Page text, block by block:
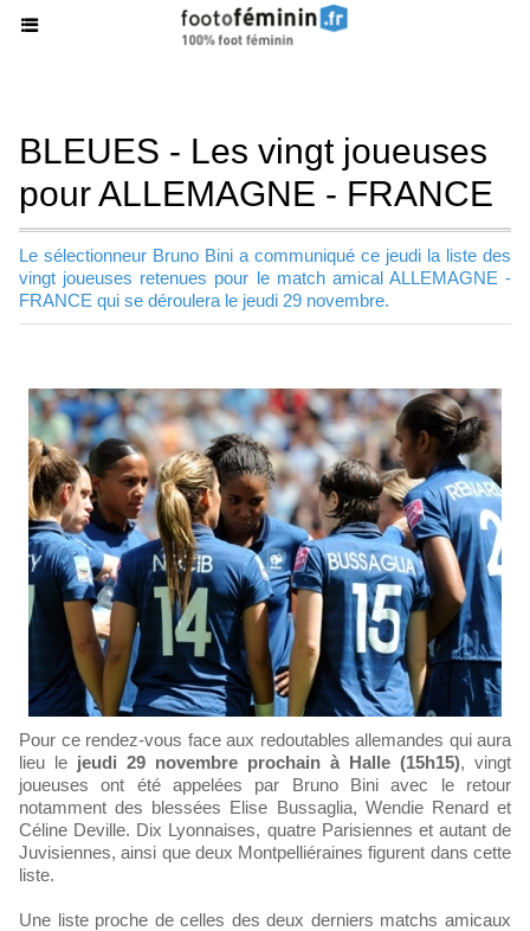
BLEUES - Les vingt joueuses
pour ALLEMAGNE - FRANCE
Le sélectionneur Bruno Bini a communiqué ce jeudi la liste des
vingt joueuses retenues pour le match amical ALLEMAGNE -
FRANCE qui se déroulera le jeudi 29 novembre.
Pour ce rendez-vous face aux redoutables allemandes qui aura
lieu le jeudi 29 novembre prochain à Halle (15h15), vingt
joueuses ont été appelées par Bruno Bini avec le retour
notamment des blessées Elise Bussaglia, Wendie Renard et
Céline Deville. Dix Lyonnaises, quatre Parisiennes et autant de
Juvisiennes, ainsi que deux Montpelliéraines figurent dans cette
liste.
Une liste proche de celles des deux derniers matchs amicaux